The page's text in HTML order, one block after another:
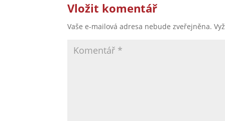
Vložit komentář
Vaše e-mailová adresa nebude zveřejněna.